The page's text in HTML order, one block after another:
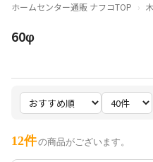
ホームセンター通販 ナフコTOP
60φ
12件の商品がございます。